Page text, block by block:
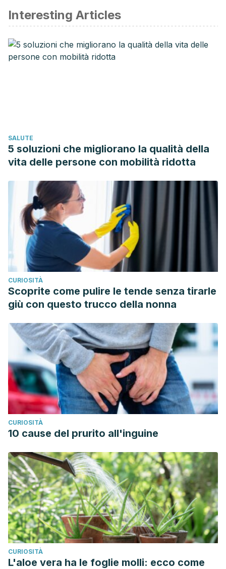
Interesting Articles
SALUTE
5 soluzioni che migliorano la qualità della
vita delle persone con mobilità ridotta
CURIOSITÀ
Scoprite come pulire le tende senza tirarle
giù con questo trucco della nonna
CURIOSITÀ
10 cause del prurito all'inguine
CURIOSITÀ
L'aloe vera ha le foglie molli: ecco come